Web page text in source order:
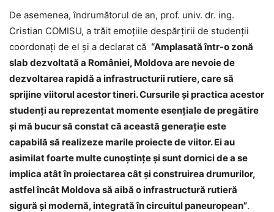
De asemenea, îndrumătorul de an, prof. univ. dr. ing.
Cristian COMISU, a trăit emoţiile despărţirii de studenţii
coordonaţi de el şi a declarat că “Amplasată într-o zonă
slab dezvoltată a României, Moldova are nevoie de
dezvoltarea rapidă a infrastructurii rutiere, care să
sprijine viitorul acestor tineri. Cursurile şi practica acestor
studenţi au reprezentat momente esenţiale de pregătire
şi mă bucur să constat că această generaţie este
capabilă să realizeze marile proiecte de viitor. Ei au
asimilat foarte multe cunoştinţe şi sunt dornici de a se
implica atât în proiectarea cât şi construirea drumurilor,
astfel încât Moldova să aibă o infrastructură rutieră
sigură şi modernă, integrată în circuitul paneuropean”.